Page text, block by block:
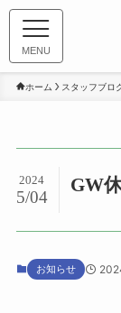
MENU
ホーム スタッフブロ
GW
2024
5/04
お知らせ